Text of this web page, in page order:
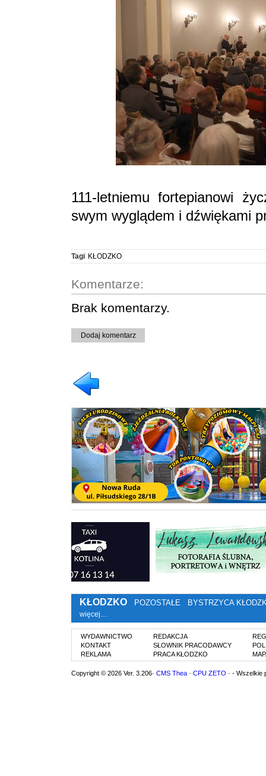
111-letniemu fortepianowi
swym wyglądem i dźwiękami
Tagi KŁODZKO
Komentarze:
Brak komentarzy.
Dodaj komentarz
KŁODZKO POZOSTAŁE BYSTRZYCA
więcej…
WYDAWNICTWO
KONTAKT
REKLAMA
REDAKCJA
SŁOWNIK PRACODAWCY
PRACA KŁODZKO
Copyright © 2026 Ver. 3.206· CMS Thea · CPU ZETO · - Wszelkie